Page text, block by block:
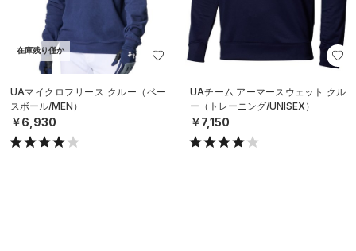
在庫残り僅か
UAマイクロフリース クルー（ベー
スボール/MEN）
￥6,930
UAチーム アーマースウェット クル
ー（トレーニング/UNISEX）
￥7,150